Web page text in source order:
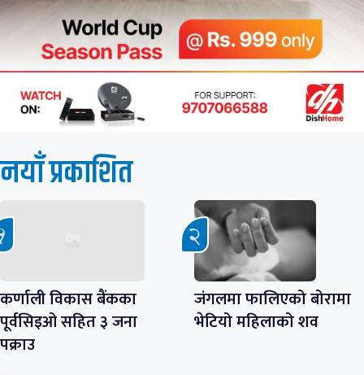
नयाँ प्रकाशित
कर्णाली विकास बैंकका
पूर्वसिइओ सहित ३ जना
पक्राउ
जंगलमा फालिएको बोरामा
भेटियो महिलाको शव